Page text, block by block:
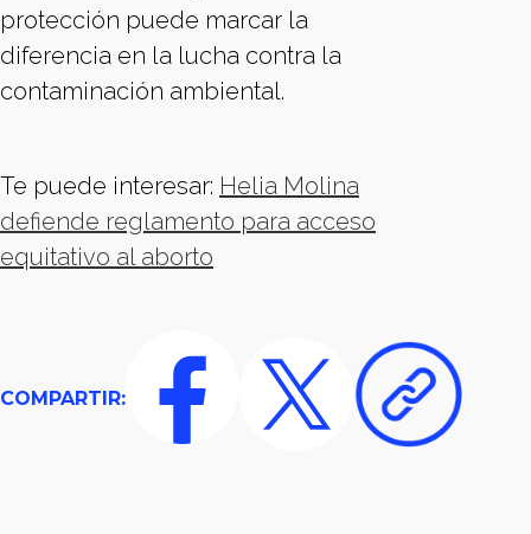
protección puede marcar la
diferencia en la lucha contra la
contaminación ambiental.
Te puede interesar: Helia Molina
defiende reglamento para acceso
equitativo al aborto
COMPARTIR: